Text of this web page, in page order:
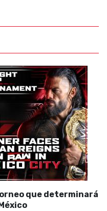
que determinará